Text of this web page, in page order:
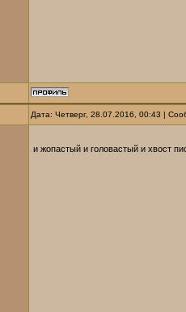
Дата: Четверг, 28.07.2016, 00:43 |
и жопастый и головастый и хвост